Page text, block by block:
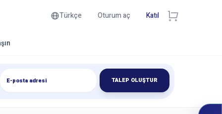
Türkçe Oturum aç Katıl
TALEP OLUŞTUR